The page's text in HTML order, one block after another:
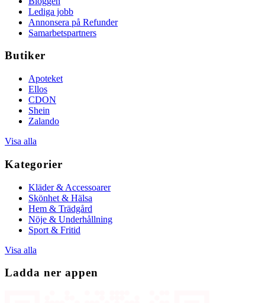
Lediga jobb
Annonsera på Refunder
Samarbetspartners
Butiker
Apoteket
Ellos
CDON
Shein
Zalando
Visa alla
Kategorier
Kläder & Accessoarer
Skönhet & Hälsa
Hem & Trädgård
Nöje & Underhållning
Sport & Fritid
Visa alla
Ladda ner appen